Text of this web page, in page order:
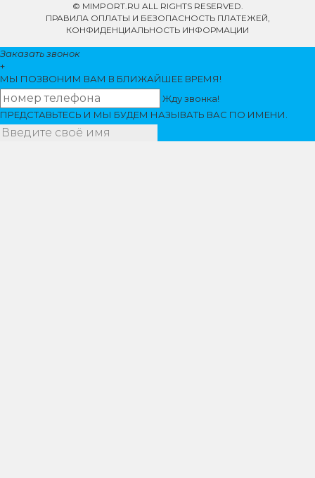
© MIMPORT.RU ALL RIGHTS RESERVED.
ПРАВИЛА ОПЛАТЫ И БЕЗОПАСНОСТЬ ПЛАТЕЖЕЙ,
КОНФИДЕНЦИАЛЬНОСТЬ ИНФОРМАЦИИ
Заказать звонок
+
МЫ ПОЗВОНИМ ВАМ В БЛИЖАЙШЕЕ ВРЕМЯ!
Жду звонка!
ПРЕДСТАВЬТЕСЬ И МЫ БУДЕМ НАЗЫВАТЬ ВАС ПО ИМЕНИ.